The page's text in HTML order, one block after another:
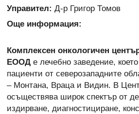
Управител: Д-р Григор Томов
Още информация:
Комплексен онкологичен
ЕООД е лечебно заведение,
пациенти от северозападните
– Монтана, Враца и Видин. В
осъществява широк спектър от
издирване, диагностициране,